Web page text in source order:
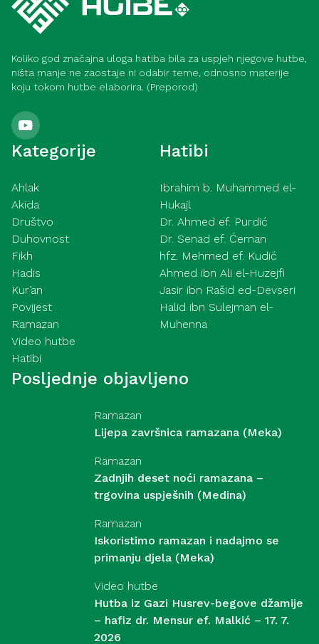
Koliko god značajna uloga hatiba bila za uspjeh njegove hutbe,
ništa manje ne zaostaje ni odabir teme, odnosno materije
koju tokom hutbe elaborira. (Preporod)
Kategorije
Ahlak
Akida
Društvo
Duhovnost
Fikh
Hadis
Kur’an
Povijest
Ramazan
Video hutbe
Hatibi
Hatibi
Ibrahim b. Muhammed el-
Hukajl
Dr. Ahmed ef. Purdić
Dr. Senad ef. Ćeman
hfz. Mehmed ef. Kudić
Ahmed ibn Ali el-Huzejfi
Jasir ibn Rašid ed-Devseri
Halid ibn Sulejman el-
Muhenna
Posljednje objavljeno
Ramazan
Lijepa završnica ramazana (Meka)
Ramazan
Zadnjih deset noći ramazana –
trgovina uspješnih (Medina)
Ramazan
Iskoristimo ramazan i nadajmo se
primanju djela (Meka)
Video hutbe
Hutba iz Gazi Husrev-begove džamije
– hafiz dr. Mensur ef. Malkić – 17. 7.
2026